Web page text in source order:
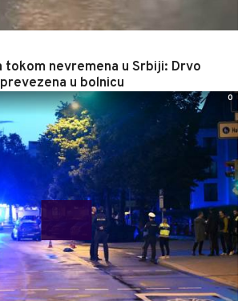
tokom nevremena u Srbiji: Drvo
u bolnicu
0